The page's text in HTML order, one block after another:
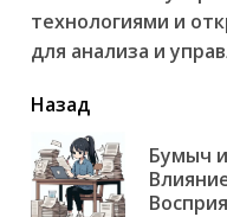
технологиями и
для анализа и
читать
еще
Назад
Бумыч